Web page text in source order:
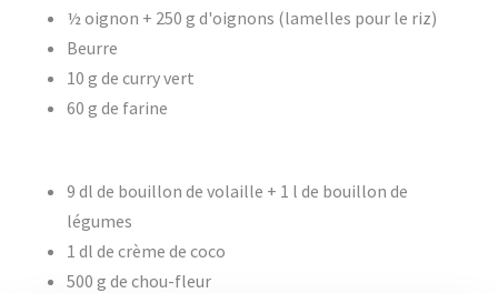
½ oignon + 250 g d'oignons (lamelles pour le riz)
Beurre
10 g de curry vert
60 g de farine
9 dl de bouillon de volaille + 1 l de bouillon de
légumes
1 dl de crème de coco
500 g de chou-fleur